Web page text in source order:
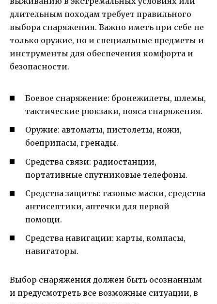
длительным походам требует правильного
выбора снаряжения. Важно иметь при себе не
только оружие, но и специальные предметы и
инструменты для обеспечения комфорта и
безопасности.
Боевое снаряжение: бронежилеты, шлемы,
тактические рюкзаки, пояса снаряжения.
Оружие: автоматы, пистолеты, ножи,
боеприпасы, гренады.
Средства связи: радиостанции,
портативные спутниковые телефоны.
Средства защиты: газовые маски, средства
антисептики, аптечки для первой
помощи.
Средства навигации: карты, компасы,
навигаторы.
Выбор снаряжения должен быть осознанным
и предусмотреть все возможные ситуации, в